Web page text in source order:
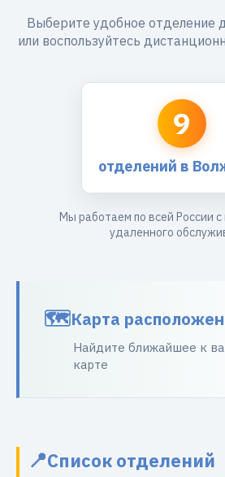
Выберите удобное отделение
или воспользуйтесь
9
отделений в
Мы работаем по всей России
удаленного
Карта
Найдите ближайшее к
карте
Список отделений